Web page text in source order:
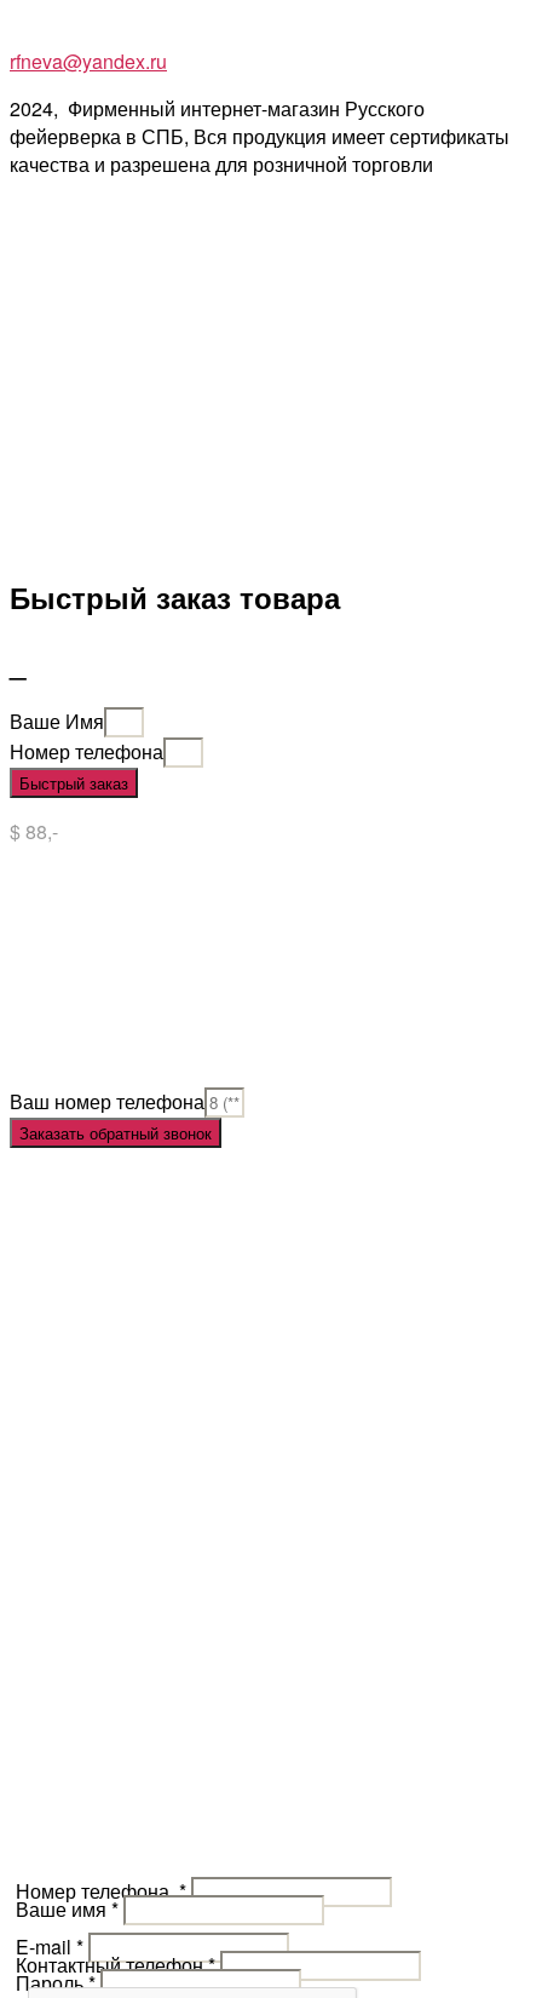
rfneva@yandex.ru
2024, Фирменный интернет-магазин Русского
фейерверка в СПБ, Вся продукция имеет сертификаты
качества и разрешена для розничной торговли
Быстрый заказ товара
Ваше Имя
Номер телефона
Быстрый заказ
$ 88,-
Ваш номер телефона
Заказать обратный звонок
Номер телефона*
Ваше имя *
E-mail *
Контактный телефон*
Пароль*